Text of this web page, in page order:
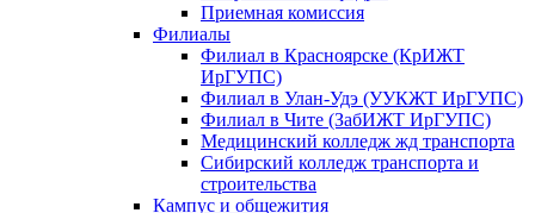
Приемная комиссия
Филиалы
Филиал в Красноярске (КрИЖТ
ИрГУПС)
Филиал в Улан-Удэ (УУКЖТ ИрГУПС)
Филиал в Чите (ЗабИЖТ ИрГУПС)
Медицинский колледж жд транспорта
Сибирский колледж транспорта и
строительства
Кампус и общежития